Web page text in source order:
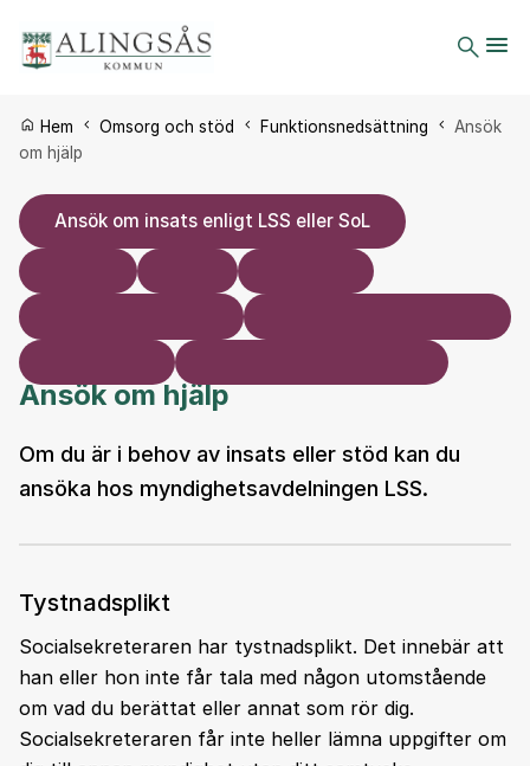
Du är här:
Hem Omsorg och stöd Funktionsnedsättning
Ansök
om hjälp
Ansök om insats enligt LSS eller SoL
Ansök om hjälp
Om du är i behov av insats eller stöd kan du
ansöka hos myndighetsavdelningen LSS.
Tystnadsplikt
Socialsekreteraren har tystnadsplikt. Det innebär att
han eller hon inte får tala med någon utomstående
om vad du berättat eller annat som rör dig.
Socialsekreteraren får inte heller lämna uppgifter om